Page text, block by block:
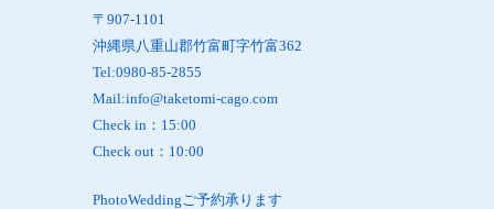
〒907-1101
沖縄県八重山郡竹富町字竹富362
Tel:0980-85-2855
Mail:info@taketomi-cago.com
Check in：15:00
Check out：10:00
PhotoWeddingご予約承ります